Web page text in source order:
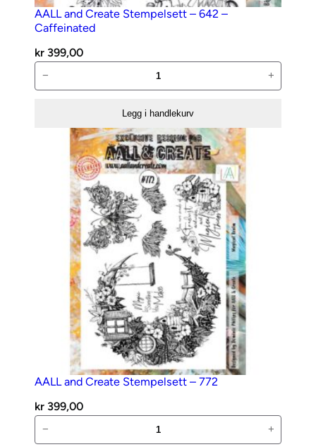
AALL and Create Stempelsett – 642 –
Caffeinated
kr 399,00
and
Caffeinated
− +
Legg i handlekurv
AALL and Create Stempelsett – 772
kr 399,00
and
− +